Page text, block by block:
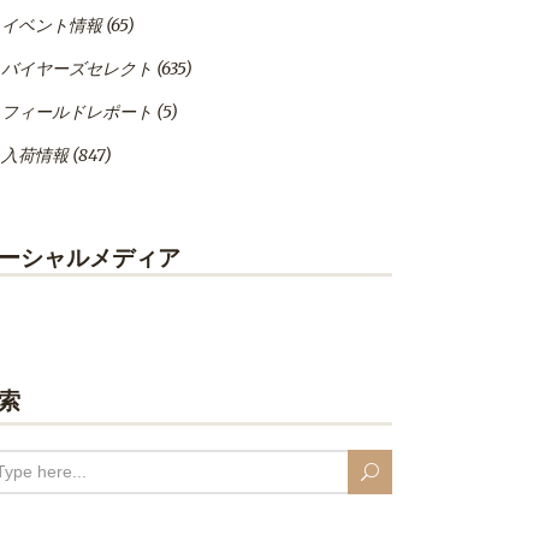
イベント情報(65)
バイヤーズセレクト (635)
フィールドレポート (5)
入荷情報(847)
シャルメディア